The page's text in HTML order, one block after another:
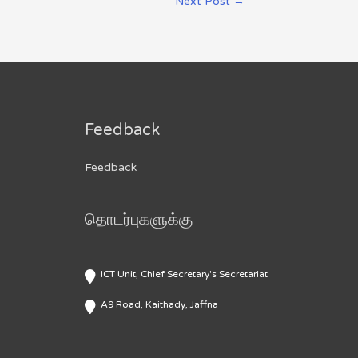
Feedback
Feedback
தொடர்புகளுக்கு
ICT Unit, Chief Secretary's Secretariat
A9 Road, Kaithady, Jaffna